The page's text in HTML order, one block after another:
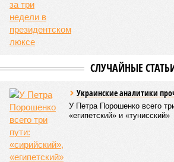
СЛУЧАЙНЫЕ
Украинские аналитики
У Петра Порошенко всего
«египетский» и «тунисский»